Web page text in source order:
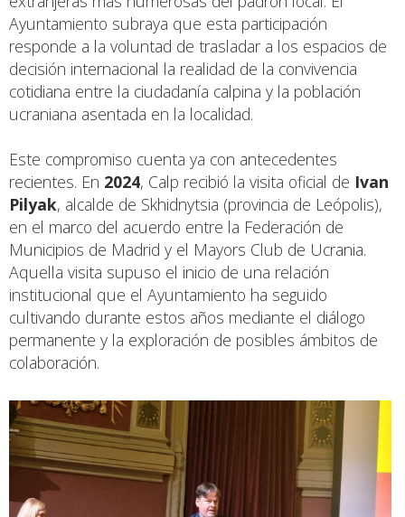
Ayuntamiento subraya que esta participación
responde a la voluntad de trasladar a los espacios de
decisión internacional la realidad de la convivencia
cotidiana entre la ciudadanía calpina y la población
ucraniana asentada en la localidad.
Este compromiso cuenta ya con antecedentes
recientes. En 2024, Calp recibió la visita oficial de Ivan
Pilyak, alcalde de Skhidnytsia (provincia de Leópolis),
en el marco del acuerdo entre la Federación de
Municipios de Madrid y el Mayors Club de Ucrania.
Aquella visita supuso el inicio de una relación
institucional que el Ayuntamiento ha seguido
cultivando durante estos años mediante el diálogo
permanente y la exploración de posibles ámbitos de
colaboración.